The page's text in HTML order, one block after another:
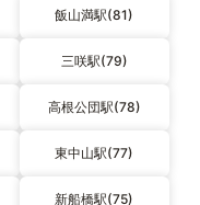
飯山満駅(81)
三咲駅(79)
高根公団駅(78)
東中山駅(77)
新船橋駅(75)